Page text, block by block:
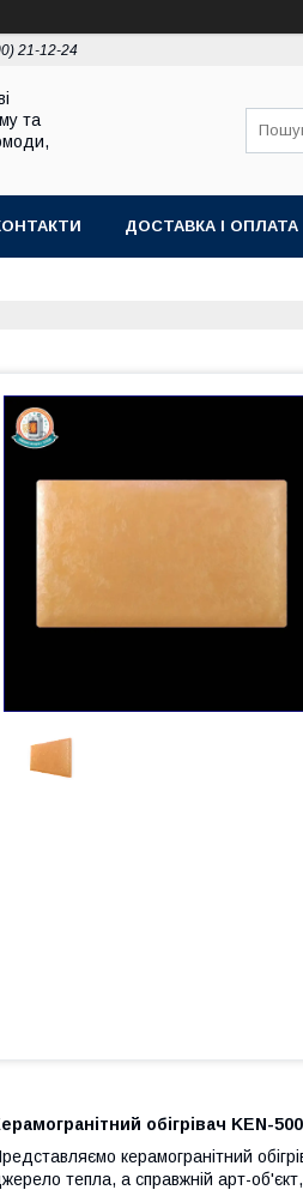
21-12-24
та
ДОСТАВКА І ОПЛАТА
обігрівач KEN-
керамогранітний
тепла, а справжній арт-